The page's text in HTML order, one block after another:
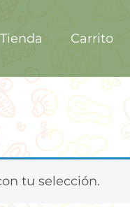
Carrito
tu selección.